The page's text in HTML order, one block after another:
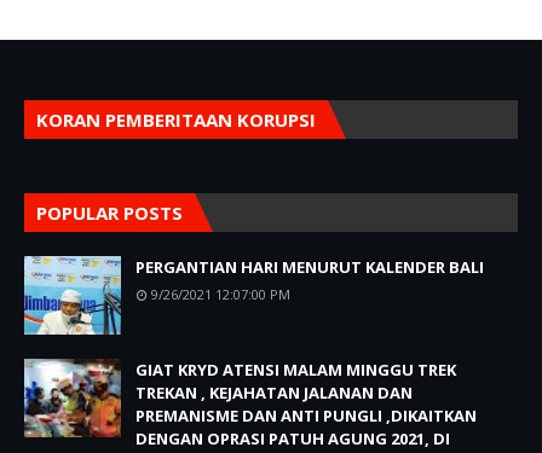
KORAN PEMBERITAAN KORUPSI
POPULAR POSTS
PERGANTIAN HARI MENURUT KALENDER BALI
9/26/2021 12:07:00 PM
GIAT KRYD ATENSI MALAM MINGGU TREK
TREKAN , KEJAHATAN JALANAN DAN
PREMANISME DAN ANTI PUNGLI ,DIKAITKAN
DENGAN OPRASI PATUH AGUNG 2021, DI